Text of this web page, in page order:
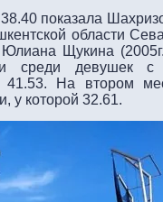
показала
области
Юлиана Щукина
и среди девушек
41.53. На втором
у которой 32.61.